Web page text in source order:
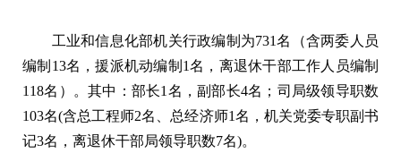
工业和信息化部机关行政编制为731名（含两委人员
编制13名，援派机动编制1名，离退休干部工作人员编制
118名）。其中：部长1名，副部长4名；司局级领导职数
103名(含总工程师2名、总经济师1名，机关党委专职副书
记3名，离退休干部局领导职数7名)。